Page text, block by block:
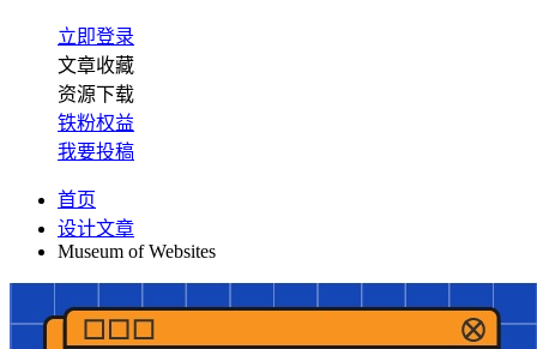
立即登录
文章收藏
资源下载
铁粉权益
我要投稿
首页
设计文章
Museum of Websites